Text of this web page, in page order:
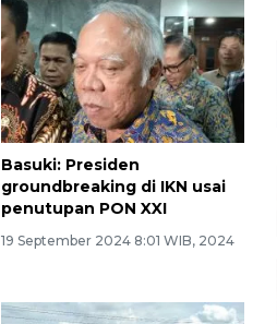
Basuki: Presiden
groundbreaking di IKN usai
penutupan PON XXI
19 September 2024 8:01 WIB, 2024